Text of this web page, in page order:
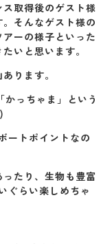
取得後のゲスト様
そんなゲスト様の
ーの様子といった
いと思います。
ります。
っちゃま」という
ートポイントなの
たり、生物も豊富
ぐらい楽しめちゃ